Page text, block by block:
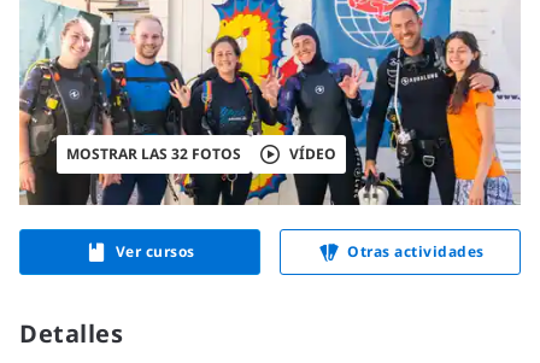
MOSTRAR LAS 32 FOTOS VÍDEO
Ver cursos Otras actividades
Detalles